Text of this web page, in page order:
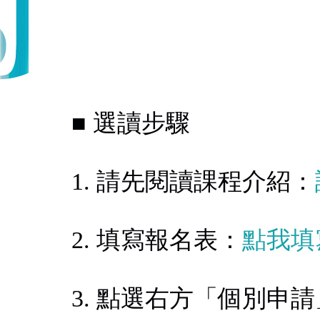
■ 選讀步驟
1. 請先閱讀課程介紹：
2. 填寫報名表： 點我
3. 點選右方「個別申